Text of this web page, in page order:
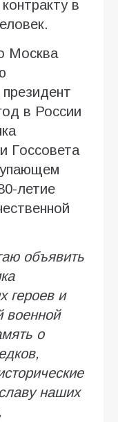
в
Москва
в России
Госсовета
летие
объявить
героев и
военной
о
наших